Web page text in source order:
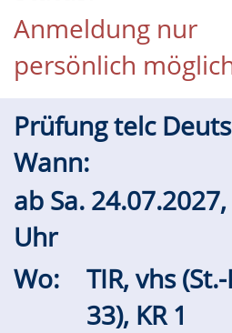
Anmeldung nur
persönlich
Prüfung telc
Wann:
ab Sa.
Uhr
Wo:
TIR, vhs
33), KR 1